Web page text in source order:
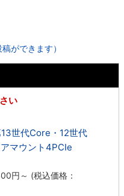
ができます）
い
世代Core・12世代
マウント4PCIe
円 ～ (税込価格：